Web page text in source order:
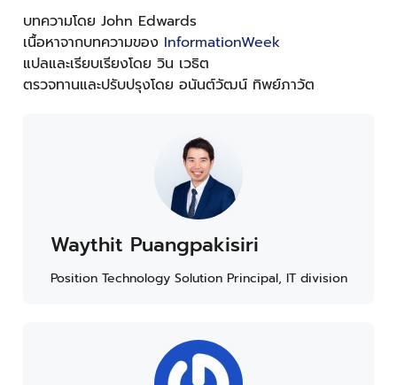
บทความโดย John Edwards
เนื้อหาจากบทความของ InformationWeek
แปลและเรียบเรียงโดย วิน เวธิต
ตรวจทานและปรับปรุงโดย อนันต์วัฒน์ ทิพย์ภาวัต
Waythit Puangpakisiri
Position Technology Solution Principal, IT division